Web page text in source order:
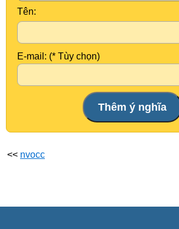
Tên:
E-mail: (* Tùy chọn)
<< nvocc